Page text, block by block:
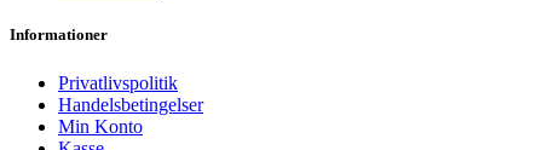
Informationer
Privatlivspolitik
Handelsbetingelser
Min Konto